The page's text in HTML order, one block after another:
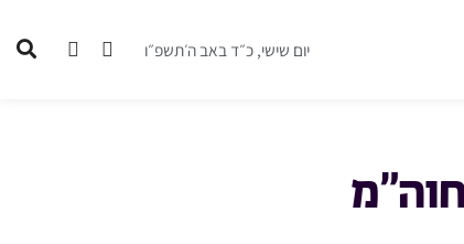
יום שישי, כ״ד באב ה׳תשפ״ו